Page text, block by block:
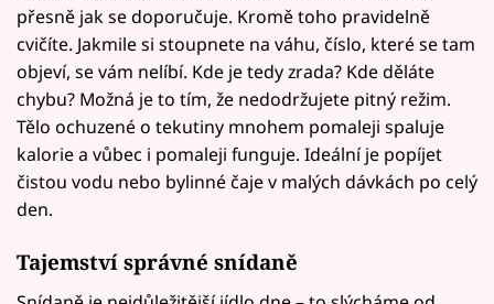
přesně jak se doporučuje. Kromě toho pravidelně
cvičíte. Jakmile si stoupnete na váhu, číslo, které se tam
objeví, se vám nelíbí. Kde je tedy zrada? Kde děláte
chybu? Možná je to tím, že nedodržujete pitný režim.
Tělo ochuzené o tekutiny mnohem pomaleji spaluje
kalorie a vůbec i pomaleji funguje. Ideální je popíjet
čistou vodu nebo bylinné čaje v malých dávkách po celý
den.
Tajemství správné snídaně